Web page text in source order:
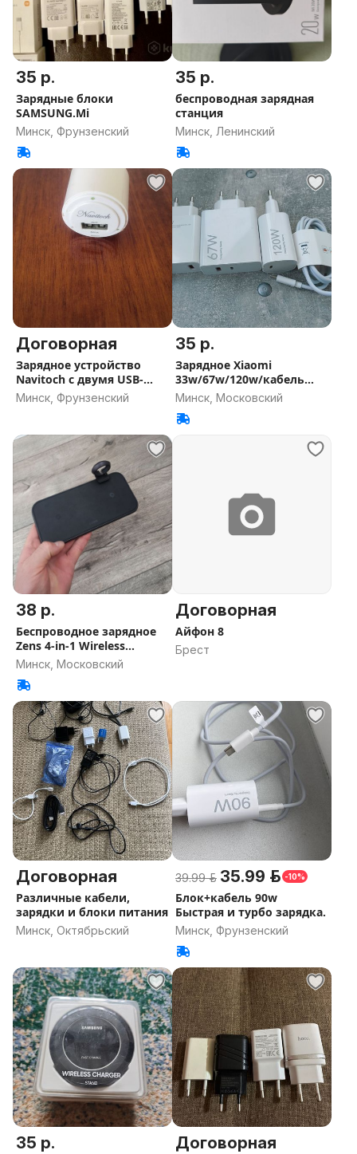
35 р.
Зарядные блоки
SAMSUNG.Mi
Минск, Фрунзенский
35 р.
беспроводная зарядная
станция
Минск, Ленинский
Договорная
Зарядное устройство
Navitoch с двумя USB-
портами
Минск, Фрунзенский
35 р.
Зарядное Xiaomi
33w/67w/120w/кабель
Xiaomi 6A
Минск, Московский
38 р.
Беспроводное зарядное
Zens 4-in-1 Wireless
Charger
Минск, Московский
Договорная
Айфон 8
Брест
Договорная
Различные кабели,
зарядки и блоки питания
Минск, Октябрьский
39.99 р. 35.99 р. -10%
Блок+кабель 90w
Быстрая и турбо зарядка.
Минск, Фрунзенский
35 р. Договорная